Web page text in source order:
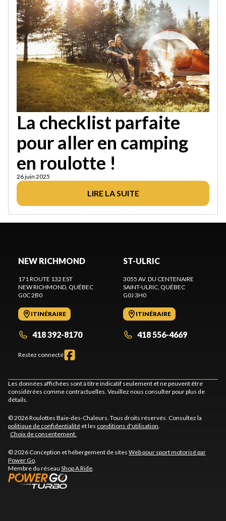
La checklist parfaite
pour aller en camping
en roulotte !
26 juin 2025
LIRE LA SUITE
NEW RICHMOND
171 ROUTE 132 EST
NEW RICHMOND, QUÉBEC
G0C 2B0
ITINÉRAIRE
418 392-8170
Restez connecté
ST-ULRIC
3055 AV. DU CENTENAIRE
SAINT-ULRIC, QUÉBEC
G0J 3H0
ITINÉRAIRE
418 556-4669
Les données affichées sont à titre indicatif seulement et ne peuvent être
considérées comme contractuelles. Veuillez nous consulter pour plus de
détails.
© 2026 Roulottes Baie-des-Chaleurs. Tous droits réservés. Consultez la
politique de confidentialité et les conditions d'utilisation.
Choix de consentement.
© 2026 Conception et hébergement de sites Web pour sport motorisé par
Power Go.
Membre du réseau Shop A Ride.